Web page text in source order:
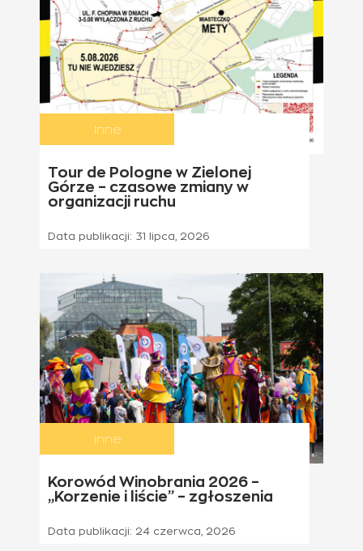
Inne
Tour de Pologne w Zielonej
Górze – czasowe zmiany w
organizacji ruchu
Data publikacji: 31 lipca, 2026
Inne
Korowód Winobrania 2026 –
„Korzenie i liście” – zgłoszenia
Data publikacji: 24 czerwca, 2026